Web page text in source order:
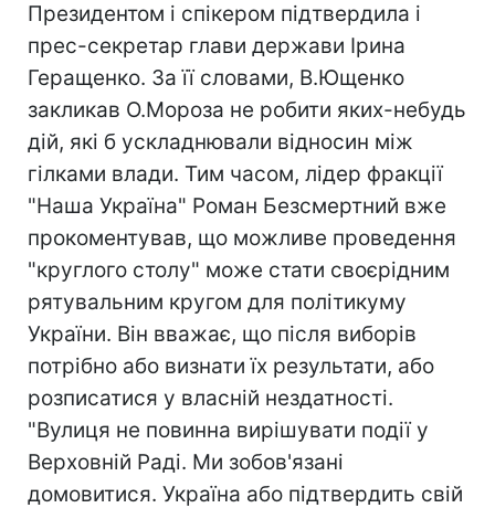
Президентом і спікером підтвердила і
прес-секретар глави держави Ірина
Геращенко. За її словами, В.Ющенко
закликав О.Мороза не робити яких-небудь
дій, які б ускладнювали відносин між
гілками влади. Тим часом, лідер фракції
"Наша Україна" Роман Безсмертний вже
прокоментував, що можливе проведення
"круглого столу" може стати своєрідним
рятувальним кругом для політикуму
України. Він вважає, що після виборів
потрібно або визнати їх результати, або
розписатися у власній нездатності.
"Вулиця не повинна вирішувати події у
Верховній Раді. Ми зобов'язані
домовитися. Україна або підтвердить свій